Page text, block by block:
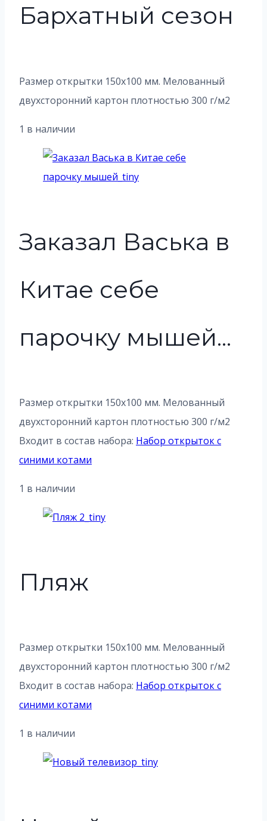
Бархатный сезон
Размер открытки 150х100 мм. Мелованный
двухсторонний картон плотностью 300 г/м2
1 в наличии
Заказал Васька в
Китае себе
парочку мышей...
Размер открытки 150х100 мм. Мелованный
двухсторонний картон плотностью 300 г/м2
Входит в состав набора: Набор открыток с
синими котами
1 в наличии
Пляж
Размер открытки 150х100 мм. Мелованный
двухсторонний картон плотностью 300 г/м2
Входит в состав набора: Набор открыток с
синими котами
1 в наличии